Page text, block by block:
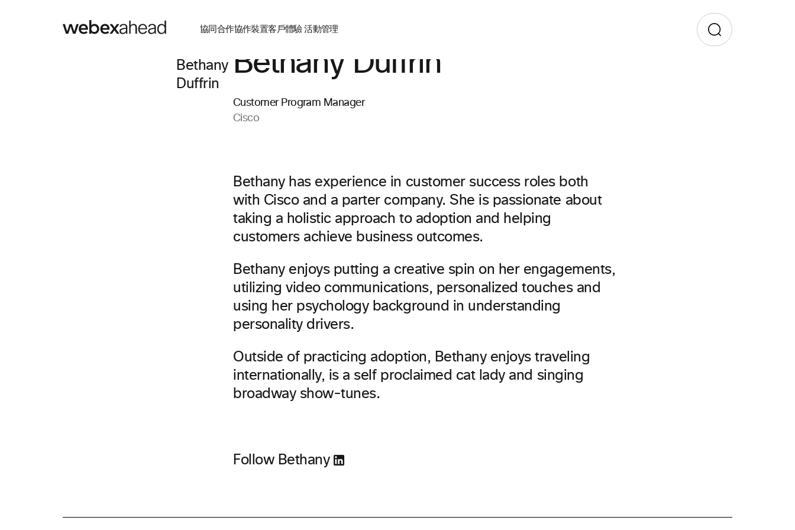
協同合作協作裝置客戶體驗活動管理
Bethany Duffrin
Customer Program Manager
Cisco
Bethany has experience in customer success roles both
with Cisco and a parter company. She is passionate about
taking a holistic approach to adoption and helping
customers achieve business outcomes.
Bethany enjoys putting a creative spin on her engagements,
utilizing video communications, personalized touches and
using her psychology background in understanding
personality drivers.
Outside of practicing adoption, Bethany enjoys traveling
internationally, is a self proclaimed cat lady and singing
broadway show-tunes.
Follow Bethany